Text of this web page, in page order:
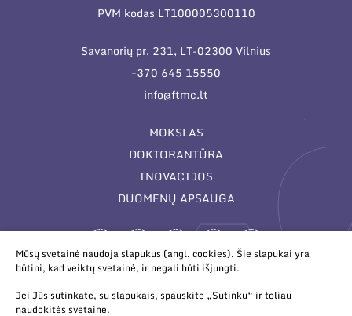
PVM kodas LT100005300110
Savanorių pr. 231, LT-02300 Vilnius
+370 645 15550
info@ftmc.lt
MOKSLAS
DOKTORANTŪRA
INOVACIJOS
DUOMENŲ APSAUGA
© 2026 Valstybinis mokslinių tyrimų institutas Fizinių ir
Mūsų svetainė naudoja slapukus (angl. cookies). Šie slapukai yra
būtini, kad veiktų svetainė, ir negali būti išjungti.
Jei Jūs sutinkate, su slapukais, spauskite „Sutinku“ ir toliau
naudokitės svetaine.